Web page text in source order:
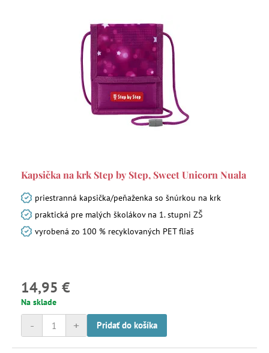
Kapsička na krk Step by Step, Sweet Unicorn Nuala
priestranná kapsička/peňaženka so šnúrkou na krk
praktická pre malých školákov na 1. stupni ZŠ
vyrobená zo 100 % recyklovaných PET fliaš
14,95 €
Na sklade
+
- Pridať do košíka